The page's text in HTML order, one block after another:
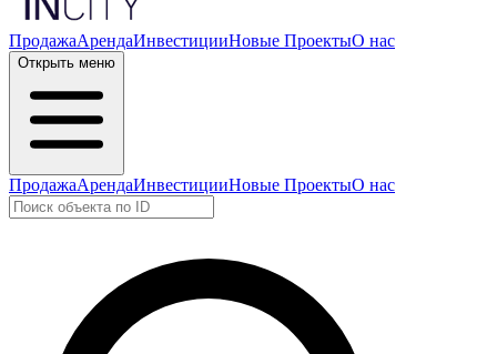
ПродажаАрендаИнвестицииНовые ПроектыО нас
Открыть меню
ПродажаАрендаИнвестицииНовые ПроектыО нас